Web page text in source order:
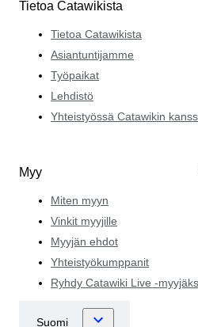
Tietoa Catawikista
Tietoa Catawikista
Asiantuntijamme
Työpaikat
Lehdistö
Yhteistyössä Catawikin
Myy
Miten myyn
Vinkit myyjille
Myyjän ehdot
Yhteistyökumppanit
Ryhdy Catawiki Live -